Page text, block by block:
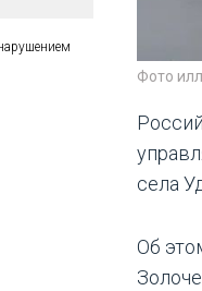
Фото
села
Об